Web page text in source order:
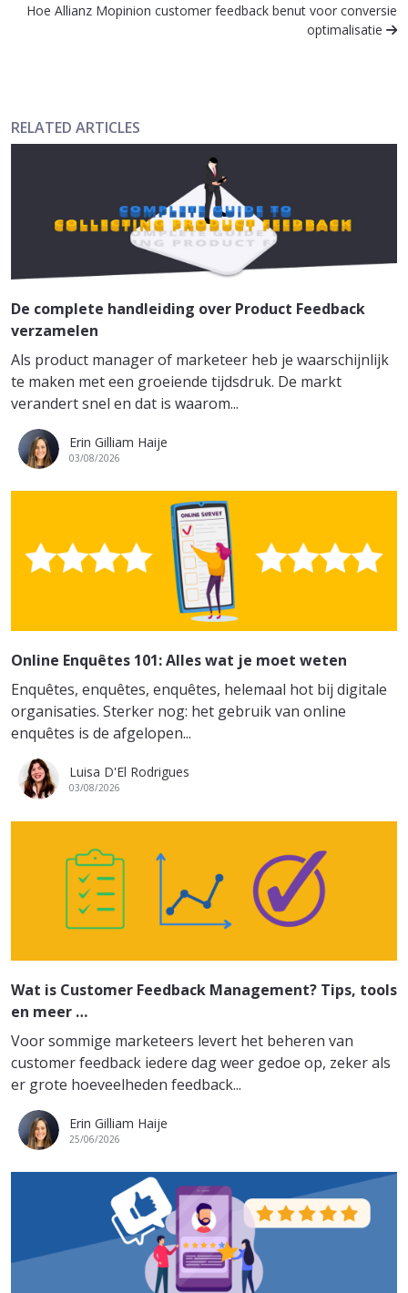
Hoe Allianz Mopinion customer feedback benut voor conversie
optimalisatie
RELATED ARTICLES
De complete handleiding over Product Feedback
verzamelen
Als product manager of marketeer heb je waarschijnlijk
te maken met een groeiende tijdsdruk. De markt
verandert snel en dat is waarom...
Erin Gilliam Haije
03/08/2026
Online Enquêtes 101: Alles wat je moet weten
Enquêtes, enquêtes, enquêtes, helemaal hot bij digitale
organisaties. Sterker nog: het gebruik van online
enquêtes is de afgelopen...
Luisa D'El Rodrigues
03/08/2026
Wat is Customer Feedback Management? Tips, tools
en meer …
Voor sommige marketeers levert het beheren van
customer feedback iedere dag weer gedoe op, zeker als
er grote hoeveelheden feedback...
Erin Gilliam Haije
25/06/2026